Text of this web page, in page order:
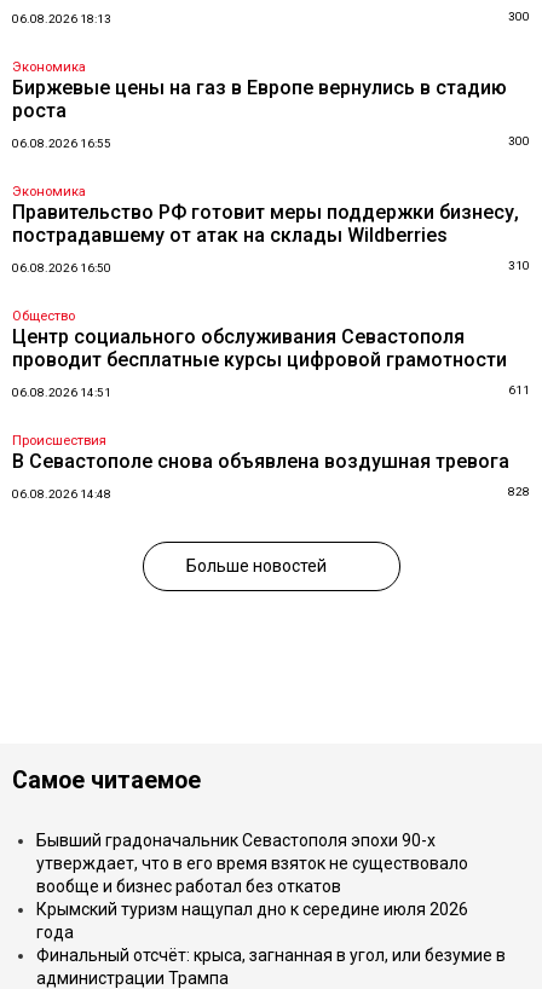
06.08.2026 18:13 300
Экономика
Биржевые цены на газ в Европе вернулись в стадию
роста
06.08.2026 16:55 300
Экономика
Правительство РФ готовит меры поддержки бизнесу,
пострадавшему от атак на склады Wildberries
06.08.2026 16:50 310
Общество
Центр социального обслуживания Севастополя
проводит бесплатные курсы цифровой грамотности
06.08.2026 14:51 611
Происшествия
В Севастополе снова объявлена воздушная тревога
06.08.2026 14:48 828
Больше новостей
Самое читаемое
Бывший градоначальник Севастополя эпохи 90-х
утверждает, что в его время взяток не существовало
вообще и бизнес работал без откатов
Крымский туризм нащупал дно к середине июля 2026
года
Финальный отсчёт: крыса, загнанная в угол, или безумие в
администрации Трампа